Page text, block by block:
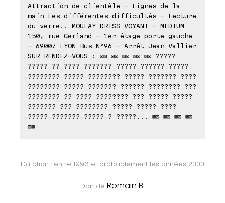
Attraction de clientèle - Lignes de la
main Les différentes difficultés - Lecture
du verre.. MOULAY DRISS VOYANT - MEDIUM
150, rue Gerland - 1er étage porte gauche
- 69007 LYON Bus N°96 - Arrêt Jean Vallier
SUR RENDEZ-VOUS : ⊠⊠ ⊠⊠ ⊠⊠ ⊠⊠ ⊠⊠ ?????
????? ?? ???? ??????? ????? ?????? ?????
???????? ????? ???????? ????? ??????? ????
???????? ????? ??????? ?????? ???????? ???
???????? ?? ???? ???????? ??? ????? ?????
??????? ??? ???????? ????? ????? ????
????? ??????? ????? ? ?????... ⊠⊠ ⊠⊠ ⊠⊠ ⊠⊠
⊠⊠
Datation : entre 1996 et probablement les années 2000
Don de Romain B.